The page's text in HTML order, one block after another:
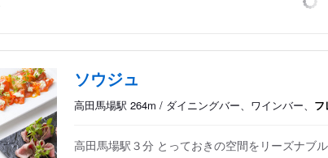
ソウジュ
高田馬場駅 264m / ダイニングバー、ワインバー、 フ
高田馬場駅３分 とっておきの空間をリーズナブ